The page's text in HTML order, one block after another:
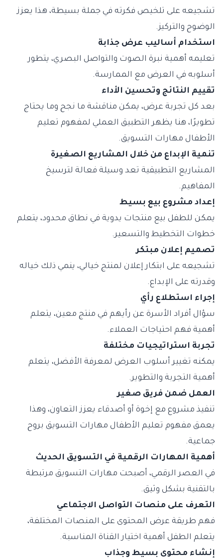
تشجيعه على تلخيص فكرته في جملة بسيطة، هذا يعزز
الوضوح والتركيز.
استخدام أساليب عرض جذابة
تعليمه أهمية نبرة الصوت والتواصل البصري، يتطور
أسلوبه في العرض مع الممارسة.
تقييم النتائج وتحسين الأداء
بعد كل تجربة عرض، يمكن مناقشة ما نجح وما يحتاج
تطويرًا، هنا يظهر التطبيق العملي لمفهوم تعليم
الأطفال مهارات التسويق.
تنمية الإبداع من خلال المشاريع الصغيرة
المشاريع التطبيقية تعد وسيلة فعالة لترسيخ
المفاهيم.
إعداد مشروع بيع بسيط
يمكن للطفل بيع منتجات يدوية في نطاق محدود، يتعلم
خطوات التخطيط والتسعير.
تصميم إعلان مبتكر
تشجيعه على ابتكار إعلان لمنتج خيالي، ينمي ذلك خياله
وقدرته على الإبداع.
إجراء استطلاع رأي
سؤال أفراد الأسرة عن رأيهم في منتج معين، يتعلم
أهمية فهم احتياجات العملاء.
تجربة استراتيجيات مختلفة
يمكنه تغيير أسلوب العرض لمعرفة الأفضل، يتعلم
أهمية التجربة والتطوير.
العمل ضمن فريق صغير
تنفيذ مشروع مع إخوة أو أصدقاء يعزز التعاون، وهذا
يعمق مفهوم تعليم الأطفال مهارات التسويق بروح
جماعية.
أهمية المهارات الرقمية في التسويق الحديث
في العصر الرقمي، أصبحت مهارات التسويق مرتبطة
بالتقنية بشكل وثيق.
التعرف على منصات التواصل الاجتماعي
فهم طريقة عرض المحتوى على المنصات المختلفة،
يتعلم الطفل أهمية اختيار القناة المناسبة.
إنشاء محتوى بسيط وجذاب